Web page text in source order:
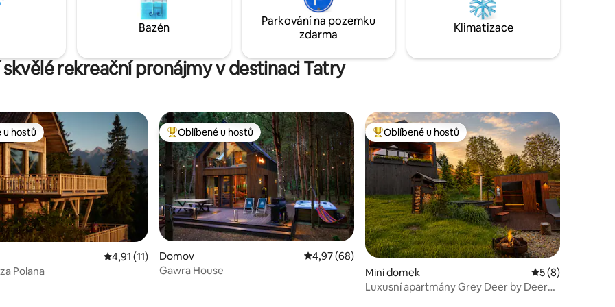
Bazén
Parkování na pozemku
zdarma
Klimatizace
skvělé rekreační pronájmy v destinaci Tatry
5 z 5, 92 hodnocení
u hostů
u hostů
Průměrné hodnocení 4,91 z 5, 11 hodnocení
4,91 (11)
Polana
Nejlepší v kategorii Oblíbené u hostů
Oblíbené u hostů
Domov Průměrné hodnocení 4,97 z 5, 68 hodnocení
4,97 (68)
Gawra House
Nejlepší v kategorii Oblíbené u hostů
Oblíbené u hostů
Mini domek Průměrné
5 (8)
Luxusní apartmány Grey Deer by Deer